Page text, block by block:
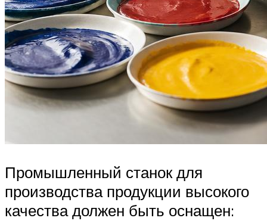
Промышленный станок для
производства продукции высокого
качества должен быть оснащен: